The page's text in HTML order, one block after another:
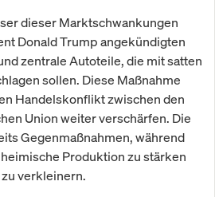
dieser Marktschwankungen
Donald Trump angekündigten
zentrale Autoteile, die mit satten
sollen. Diese Maßnahme
Handelskonflikt zwischen den
Union weiter verschärfen. Die
Gegenmaßnahmen, während
Produktion zu stärken
verkleinern.